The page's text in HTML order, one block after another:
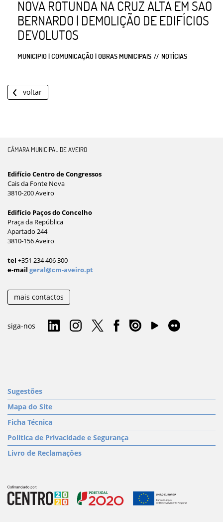
NOVA ROTUNDA NA CRUZ ALTA EM SÃO
BERNARDO | DEMOLIÇÃO DE EDIFÍCIOS
DEVOLUTOS
MUNICIPIO | COMUNICAÇÃO | OBRAS MUNICIPAIS NOTÍCIAS
voltar
CÂMARA MUNICIPAL DE AVEIRO
Edifício Centro de Congressos
Cais da Fonte Nova
3810-200 Aveiro
Edifício Paços do Concelho
Praça da República
Apartado 244
3810-156 Aveiro
tel +351 234 406 300
e-mail geral@cm-aveiro.pt
mais contactos
siga-nos
Sugestões
Mapa do Site
Ficha Técnica
Política de Privacidade e Segurança
Livro de Reclamações